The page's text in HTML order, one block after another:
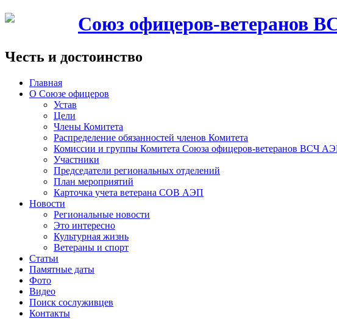
Союз офицеров-ветеранов
Честь и достоинство
Главная
О Союзе офицеров
Устав
Цели
Члены Комитета
Распределение обязанностей членов Комитета
Комиссии и группы Комитета Союза офицеров-ветеранов ВСЧ
Участники
Председатели региональных отделений
План мероприятий
Карточка учета ветерана CОВ АЭП
Новости
Региональные новости
Это интересно
Культурная жизнь
Ветераны и спорт
Статьи
Памятные даты
Фото
Видео
Поиск сослуживцев
Контакты